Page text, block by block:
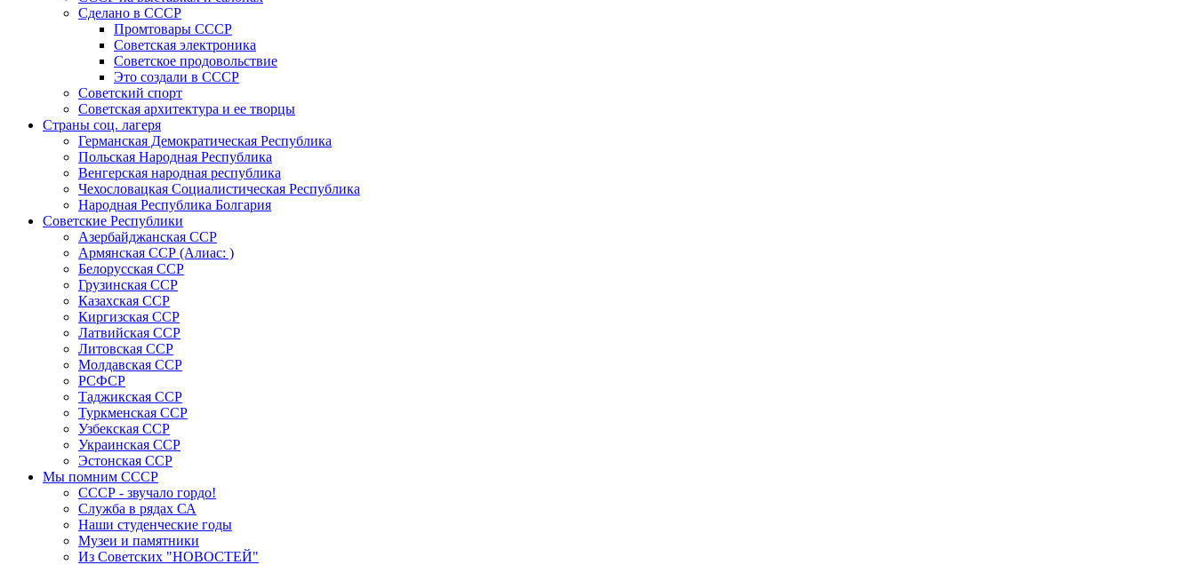
Сделано в СССР
Промтовары СССР
Советская электроника
Советское продовольствие
Это создали в СССР
Советский спорт
Советская архитектура и ее творцы
Страны соц. лагеря
Германская Демократическая Республика
Польская Народная Республика
Венгерская народная республика
Чехословацкая Социалистическая Республика
Народная Республика Болгария
Советские Республики
Азербайджанская ССР
Армянская ССР (Алиас: )
Белорусская ССР
Грузинская ССР
Казахская ССР
Киргизская ССР
Латвийская ССР
Литовская ССР
Молдавская ССР
РСФСР
Таджикская ССР
Туркменская ССР
Узбекская ССР
Украинская ССР
Эстонская ССР
Мы помним СССР
СССР - звучало гордо!
Служба в рядах СА
Наши студенческие годы
Музеи и памятники
Из Советских "НОВОСТЕЙ"